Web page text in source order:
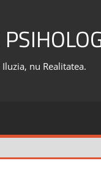
nu Realitatea.